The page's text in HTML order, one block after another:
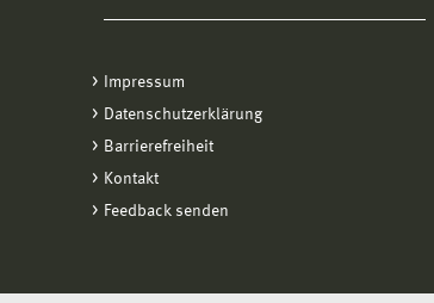
Impressum
Datenschutzerklärung
Barrierefreiheit
Kontakt
Feedback senden